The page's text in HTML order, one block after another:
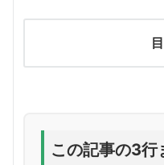
この記事の3行